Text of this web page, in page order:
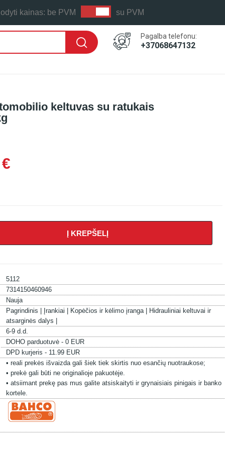
kainas: be PVM su PVM
Pagalba telefonu:
+37068647132
keltuvas su ratukais
Į KREPŠELĮ
5112
7314150460946
Nauja
Pagrindinis | Įrankiai | Kopėčios ir kėlimo įranga |
Hidrauliniai keltuvai ir
atsarginės dalys |
6-9 d.d.
DOHO parduotuvė - 0 EUR
DPD kurjeris - 11.99 EUR
• reali prekės išvaizda gali šiek tiek skirtis nuo esančių nuotraukose;
• prekė gali būti ne originalioje pakuotėje.
• atsiimant prekę pas mus galite atsiskaityti ir grynaisiais pinigais ir banko
kortele.